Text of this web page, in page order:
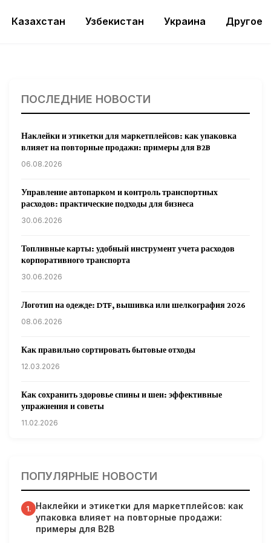
Казахстан Узбекистан Украина Другое
ПОСЛЕДНИЕ НОВОСТИ
Наклейки и этикетки для маркетплейсов: как упаковка
влияет на повторные продажи: примеры для B2B
06.08.2026
Управление автопарком и контроль транспортных
расходов: практические подходы для бизнеса
30.06.2026
Топливные карты: удобный инструмент учета расходов
корпоративного транспорта
30.06.2026
Логотип на одежде: DTF, вышивка или шелкография 2026
08.06.2026
Как правильно сортировать бытовые отходы
12.03.2026
Как сохранить здоровье спины и шеи: эффективные
упражнения и советы
11.02.2026
31.01.2026
Гарвардские ученые обнаружили сеть лимфатических
сосудов в мозге человека и мышей
31.01.2026
ПОПУЛЯРНЫЕ НОВОСТИ
1. Наклейки и этикетки для маркетплейсов: как
упаковка влияет на повторные продажи:
примеры для B2B